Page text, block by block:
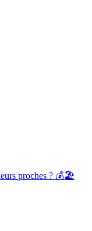
proches ? 💰🏖️